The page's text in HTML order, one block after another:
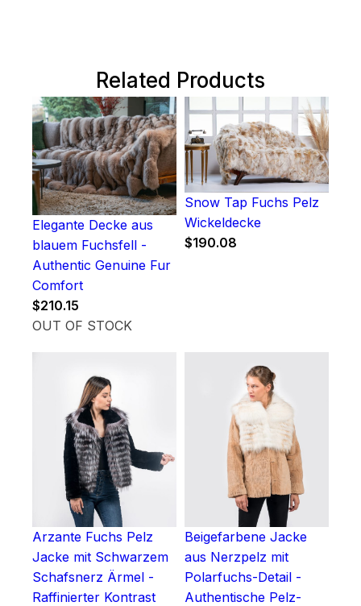
Related Products
Elegante Decke aus
blauem Fuchsfell -
Authentic Genuine Fur
Comfort
$210.15
OUT OF STOCK
Snow Tap Fuchs Pelz
Wickeldecke
$190.08
Arzante Fuchs Pelz
Jacke mit Schwarzem
Schafsnerz Ärmel -
Raffinierter Kontrast
Beigefarbene Jacke
aus Nerzpelz mit
Polarfuchs-Detail -
Authentische Pelz-